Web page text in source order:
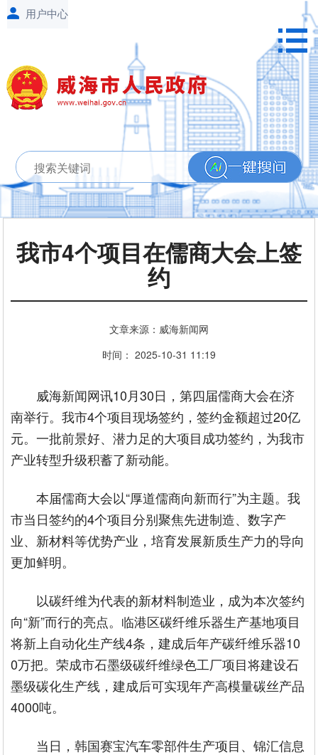
我市4个项目在儒商大会上签
约
文章来源：威海新闻网
时间： 2025-10-31 11:19
威海新闻网讯10月30日，第四届儒商大会在济
南举行。我市4个项目现场签约，签约金额超过20亿
元。一批前景好、潜力足的大项目成功签约，为我市
产业转型升级积蓄了新动能。
本届儒商大会以“厚道儒商向新而行”为主题。我
市当日签约的4个项目分别聚焦先进制造、数字产
业、新材料等优势产业，培育发展新质生产力的导向
更加鲜明。
以碳纤维为代表的新材料制造业，成为本次签约
向“新”而行的亮点。临港区碳纤维乐器生产基地项目
将新上自动化生产线4条，建成后年产碳纤维乐器10
0万把。荣成市石墨级碳纤维绿色工厂项目将建设石
墨级碳化生产线，建成后可实现年产高模量碳丝产品
4000吨。
当日，韩国赛宝汽车零部件生产项目、锦汇信息